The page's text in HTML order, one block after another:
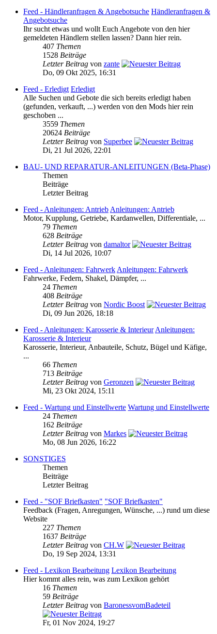
Feed - Händleranfragen & Angebotsuche Händleranfragen &
Angebotsuche
Ihr sucht etwas und wollt Euch Angebote von den hier
gemeldeten Händlern stellen lassen? Dann hier rein.
407 Themen
1528 Beiträge
Letzter Beitrag von zante
Do, 09 Okt 2025, 16:31
Feed - Erledigt Erledigt
Alle Suchen und Gebote die sich bereits erledigt haben
(gefunden, verkauft, ...) werden von den Mods hier rein
geschoben ...
3559 Themen
20624 Beiträge
Letzter Beitrag von Superbee
Di, 21 Jul 2026, 22:01
BAU- UND REPARATUR-ANLEITUNGEN (Beta-Phase)
Themen
Beiträge
Letzter Beitrag
Feed - Anleitungen: Antrieb Anleitungen: Antrieb
Motor, Kupplung, Getriebe, Kardanwellen, Differentiale, ...
79 Themen
628 Beiträge
Letzter Beitrag von damaltor
Di, 14 Jul 2026, 10:07
Feed - Anleitungen: Fahrwerk Anleitungen: Fahrwerk
Fahrwerke, Federn, Shakel, Dämpfer, ...
24 Themen
408 Beiträge
Letzter Beitrag von Nordic Boost
Di, 09 Jun 2026, 18:18
Feed - Anleitungen: Karosserie & Interieur Anleitungen:
Karosserie & Interieur
Karosserie, Interieur, Anbauteile, Schutz, Bügel und Käfige,
...
66 Themen
713 Beiträge
Letzter Beitrag von Geronzen
Mi, 23 Okt 2024, 15:11
Feed - Wartung und Einstellwerte Wartung und Einstellwerte
24 Themen
162 Beiträge
Letzter Beitrag von Markes
Mo, 08 Jun 2026, 16:22
SONSTIGES
Themen
Beiträge
Letzter Beitrag
Feed - "SOF Briefkasten" "SOF Briefkasten"
Feedback (Fragen, Anregungen, Wünsche, ...) rund um diese
Website
227 Themen
1637 Beiträge
Letzter Beitrag von CH.W
Do, 19 Sep 2024, 13:31
Feed - Lexikon Bearbeitung Lexikon Bearbeitung
Hier kommt alles rein, was zum Lexikon gehört
16 Themen
59 Beiträge
Letzter Beitrag von BaronessvomBadeteil
Fr, 01 Nov 2024, 19:27